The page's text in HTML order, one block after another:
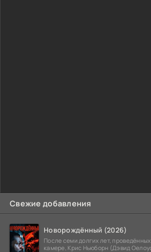
Свежие добавления
Новорождённый (2026)
После семи долгих лет,
камере, Крис Ньюборн (Дэвид